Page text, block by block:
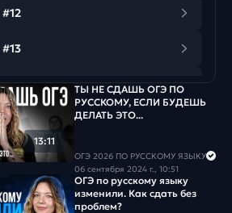
13:11
ТЫ НЕ СДАШЬ ОГЭ ПО
РУССКОМУ, ЕСЛИ БУДЕШЬ
ДЕЛАТЬ ЭТО...
ОГЭ 2026 ПО РУССКОМУ ЯЗЫКУ
06 сентября 2024 г., 10:51
ОГЭ по русскому языку
изменили. Как сдать без
проблем?